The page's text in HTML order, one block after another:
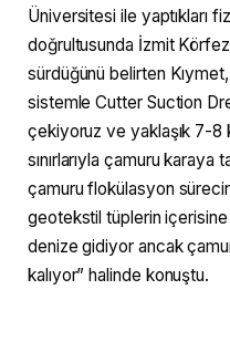
Üniversitesi ile yaptıkları
doğrultusunda İzmit
sürdüğünü belirten
sistemle Cutter Suction
çekiyoruz ve yaklaşık 7-8
sınırlarıyla çamuru
çamuru flokülasyon
geotekstil tüplerin içerisine
denize gidiyor ancak
kalıyor” halinde konuştu.